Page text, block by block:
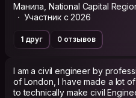
Манила, National Capital
Участник с 2026
1 друг 0 отзывов
I am a civil engineer by
of London, I have made a lot
to technically make civil